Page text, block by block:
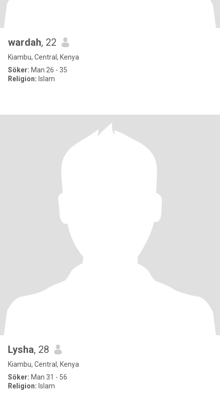
wardah, 22
Kiambu, Central, Kenya
Söker: Man 26 - 35
Religion: Islam
Lysha, 28
Kiambu, Central, Kenya
Söker: Man 31 - 56
Religion: Islam